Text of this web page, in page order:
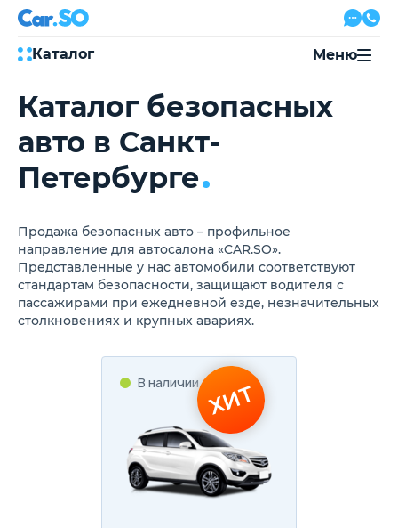
Каталог
Автокредит
Трейд-ин
Акции
Выкуп авто
Сервис
Автожурнал
8 800 500-03-23
с 08:00 по 20:00, без выходных
Привольная улица, 2, к5
Перезвоните мне
Меню
Каталог безопасных
авто в Санкт-
Петербурге
Продажа безопасных авто – профильное
направление для автосалона «CAR.SO».
Представленные у нас автомобили соответствуют
стандартам безопасности, защищают водителя с
пассажирами при ежедневной езде, незначительных
столкновениях и крупных авариях.
В наличии ХИТ